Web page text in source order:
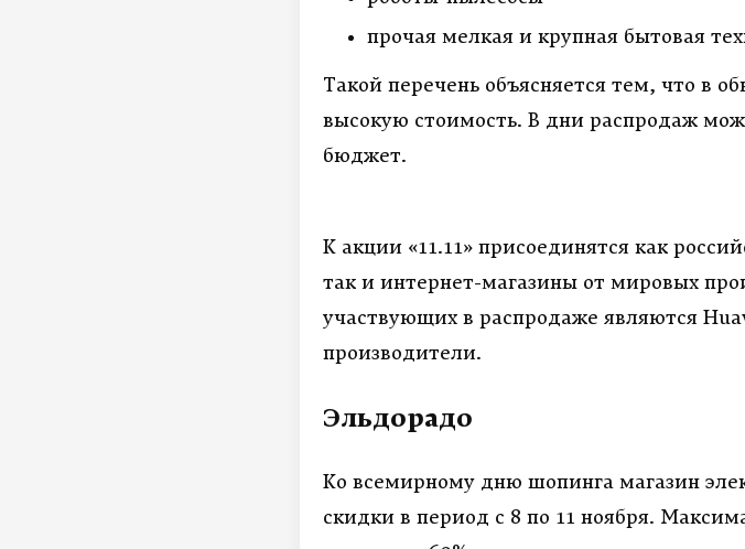
прочая мелкая и крупная бытовая
Такой перечень объясняется тем, что в
высокую стоимость. В дни распродаж
бюджет.
К акции «11.11» присоединятся как
так и интернет-магазины от мировых
участвующих в распродаже являются
производители.
Эльдорадо
Ко всемирному дню шопинга магазин
скидки в период с 8 по 11 ноября.